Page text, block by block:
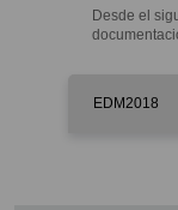
Desde el
EDM2018